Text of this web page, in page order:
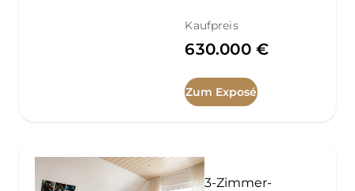
Kaufpreis
630.000 €
Zum Exposé
3-Zimmer-